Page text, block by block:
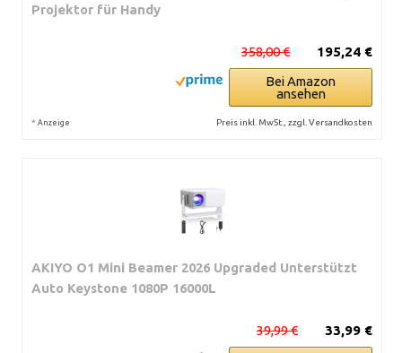
Projektor für Handy
195,24 €
358,00 €
Bei Amazon
ansehen
* Anzeige Preis inkl. MwSt., zzgl. Versandkosten
AKIYO O1 Mini Beamer 2026 Upgraded Unterstützt
Auto Keystone 1080P 16000L
33,99 €
39,99 €